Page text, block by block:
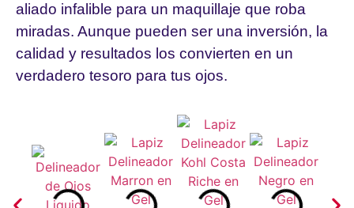
aliado infalible para un maquillaje que roba
miradas. Aunque pueden ser una inversión, la
calidad y resultados los convierten en un
verdadero tesoro para tus ojos.